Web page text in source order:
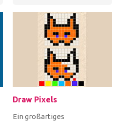
Draw Pixels
Ein großartiges